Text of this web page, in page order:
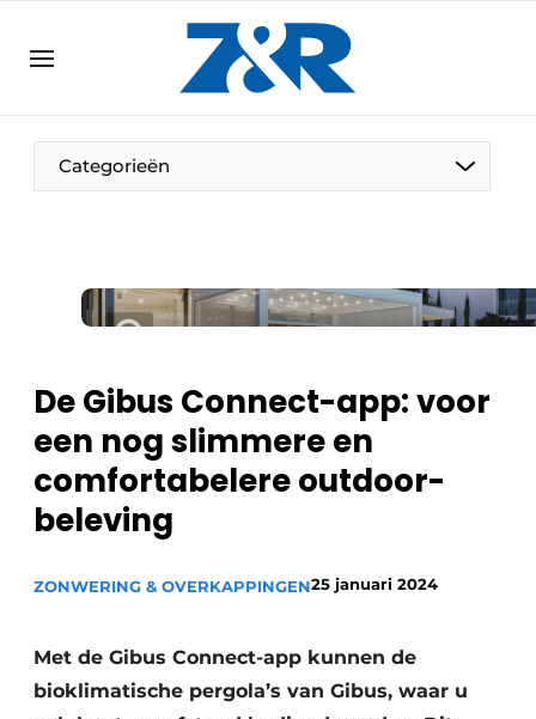
DE EN
NL
Categorieën
De Gibus Connect-app: voor
een nog slimmere en
comfortabelere outdoor-
beleving
ZONWERING & OVERKAPPINGEN25 januari 2024
Met de Gibus Connect-app kunnen de
bioklimatische pergola’s van Gibus, waar u